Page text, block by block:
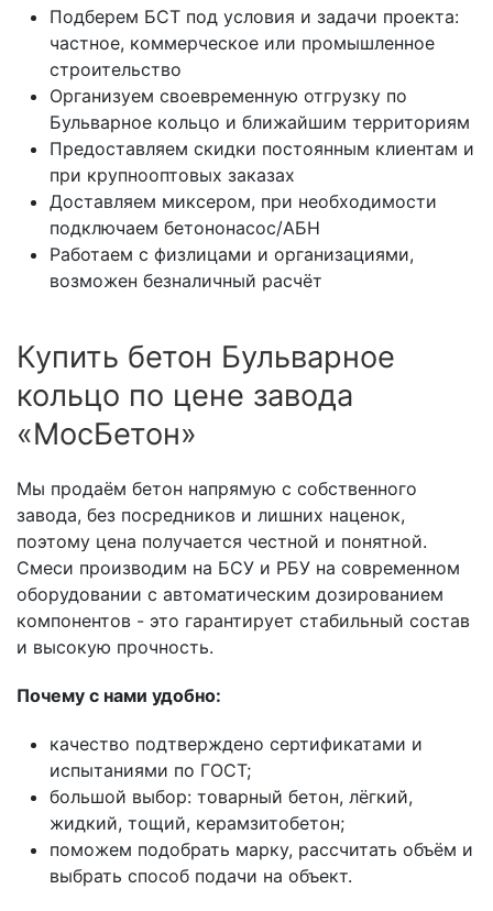
Подберем БСТ под условия и задачи проекта:
частное, коммерческое или промышленное
строительство
Организуем своевременную отгрузку по
Бульварное кольцо и ближайшим территориям
Предоставляем скидки постоянным клиентам и
при крупнооптовых заказах
Доставляем миксером, при необходимости
подключаем бетононасос/АБН
Работаем с физлицами и организациями,
возможен безналичный расчёт
Купить бетон Бульварное
кольцо по цене завода
«МосБетон»
Мы продаём бетон напрямую с собственного
завода, без посредников и лишних наценок,
поэтому цена получается честной и понятной.
Смеси производим на БСУ и РБУ на современном
оборудовании с автоматическим дозированием
компонентов - это гарантирует стабильный состав
и высокую прочность.
Почему с нами удобно:
качество подтверждено сертификатами и
испытаниями по ГОСТ;
большой выбор: товарный бетон, лёгкий,
жидкий, тощий, керамзитобетон;
поможем подобрать марку, рассчитать объём и
выбрать способ подачи на объект.